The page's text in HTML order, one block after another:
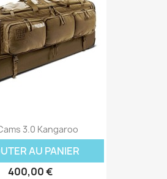
3.0 Kangaroo
AU PANIER
400,00 €